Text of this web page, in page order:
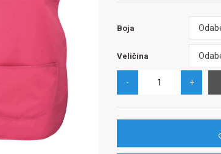
Boja Boja
Veličina Veličina